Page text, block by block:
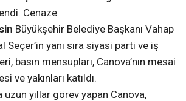
Cenaze
Büyükşehir Belediye Başkanı Vahap
Seçer’in yanı sıra siyasi parti ve iş
basın mensupları, Canova’nın mesai
ve yakınları katıldı.
uzun yıllar görev yapan Canova,